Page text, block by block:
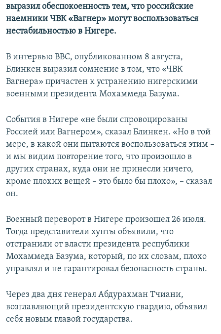
выразил обеспокоенность тем, что российские
наемники ЧВК «Вагнер» могут воспользоваться
нестабильностью в Нигере.
В интервью BBC, опубликованном 8 августа,
Блинкен выразил сомнение в том, что «ЧВК
Вагнера» причастен к устранению нигерскими
военными президента Мохаммеда Базума.
События в Нигере «не были спровоцированы
Россией или Вагнером», сказал Блинкен. «Но в той
мере, в какой они пытаются воспользоваться этим –
и мы видим повторение того, что произошло в
других странах, куда они не принесли ничего,
кроме плохих вещей – это было бы плохо», – сказал
он.
Военный переворот в Нигере произошел 26 июля.
Тогда представители хунты объявили, что
отстранили от власти президента республики
Мохаммеда Базума, который, по их словам, плохо
управлял и не гарантировал безопасность страны.
Через два дня генерал Абдурахман Тчиани,
возглавляющий президентскую гвардию, объявил
себя новым главой государства.